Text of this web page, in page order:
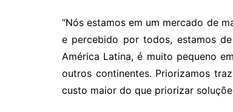
“Nós estamos em um mercado de
e percebido por todos, estamos
América Latina, é muito pequeno
outros continentes. Priorizamos
custo maior do que priorizar